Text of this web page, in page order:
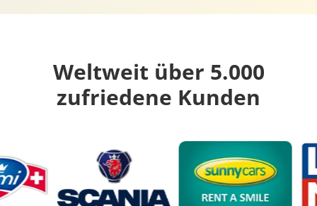
Weltweit über 5.000
zufriedene Kunden